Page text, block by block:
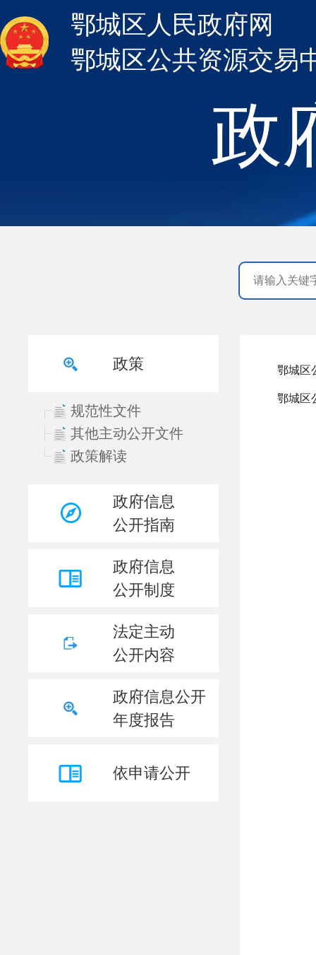
政
鄂城区人民政府网
鄂城区公共资源交易
政策
规范性文件
其他主动公开文件
政策解读
政府信息
公开指南
政府信息
公开制度
法定主动
公开内容
政府信息公开
年度报告
依申请公开